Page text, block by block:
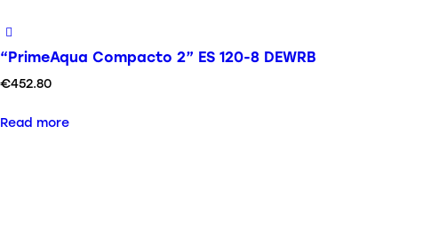
“PrimeAqua Compacto 2” ES 120-8 DEWRB
€452.80
Read more